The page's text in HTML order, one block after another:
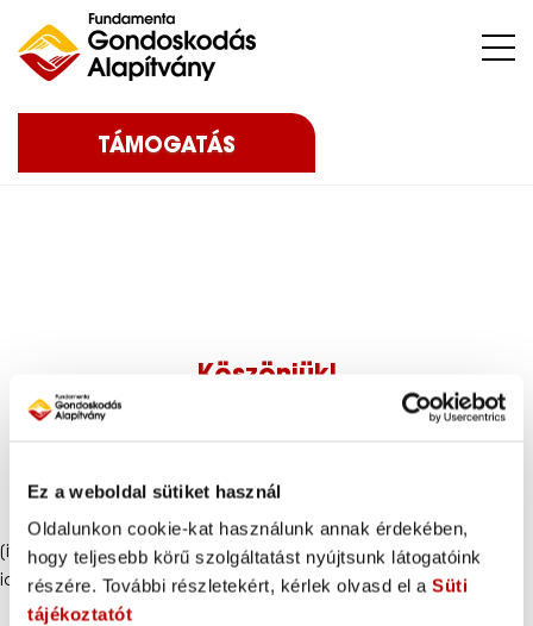
Ez a weboldal sütiket használ
Oldalunkon cookie-kat használunk annak érdekében,
hogy teljesebb körű szolgáltatást nyújtsunk látogatóink
részére. További részletekért, kérlek olvasd el a Süti
tájékoztatót
TÁMOGATÁS
Köszönjük!
[ifso id=”7718″][ifso id=”7722″][ifso id=”7735″][ifso id=”7757″][ifso
id=”7794″][ifso id=”7702″][ifso id=”7812″]